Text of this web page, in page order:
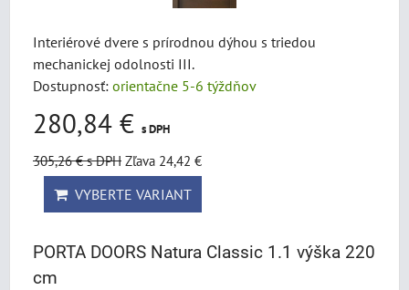
Interiérové dvere s prírodnou dýhou s triedou
mechanickej odolnosti III.
Dostupnosť: orientačne 5-6 týždňov
280,84 € s DPH
305,26 €s DPH Zľava 24,42 €
VYBERTE VARIANT
PORTA DOORS Natura Classic 1.1 výška 220
cm